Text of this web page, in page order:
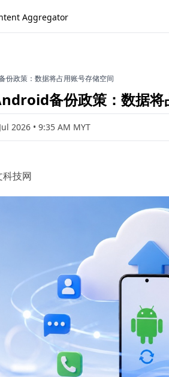
Aggregator
份政策：数据将占用账号存储空间
备份政策：数据将
2026 • 9:35 AM MYT
技网